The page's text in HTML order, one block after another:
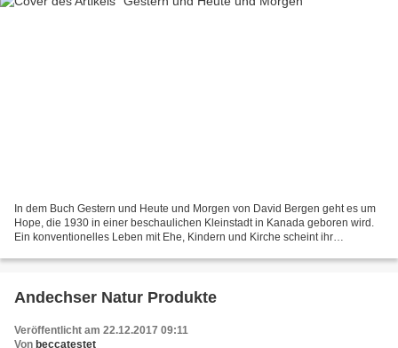
In dem Buch Gestern und Heute und Morgen von David Bergen geht es um
Hope, die 1930 in einer beschaulichen Kleinstadt in Kanada geboren wird.
Ein konventionelles Leben mit Ehe, Kindern und Kirche scheint ihr
Andechser Natur Produkte
Veröffentlicht am 22.12.2017 09:11
Von beccatestet